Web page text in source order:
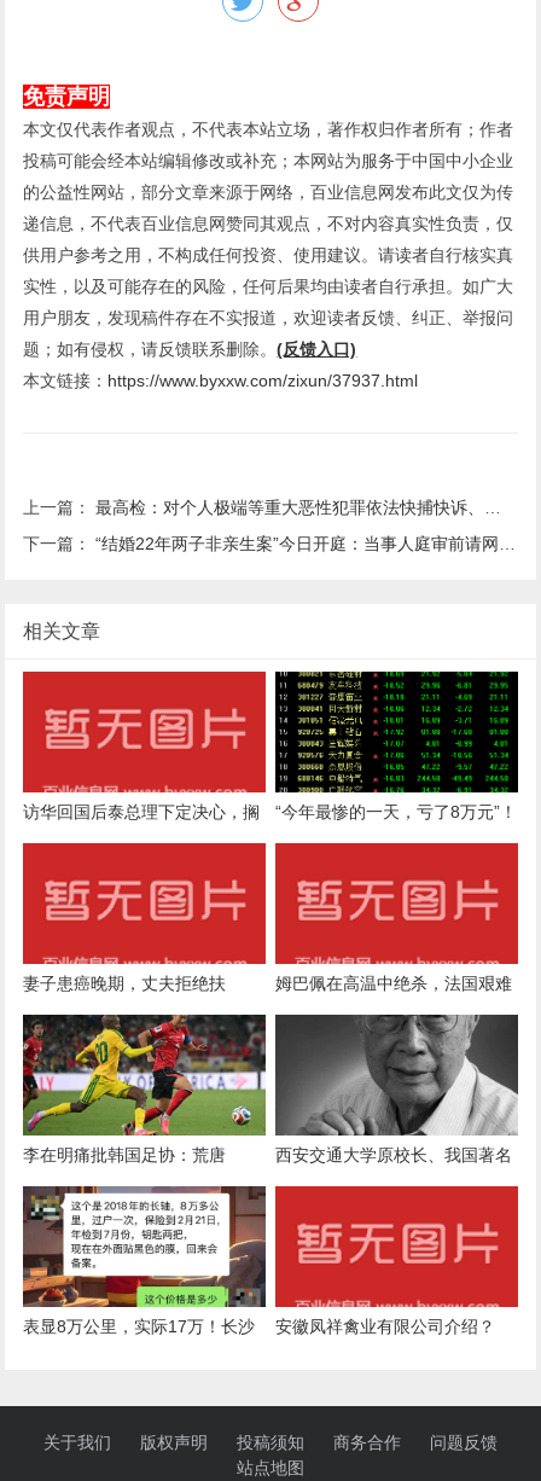
免责声明
本文仅代表作者观点，不代表本站立场，著作权归作者所有；作者
投稿可能会经本站编辑修改或补充；本网站为服务于中国中小企业
的公益性网站，部分文章来源于网络，百业信息网发布此文仅为传
递信息，不代表百业信息网赞同其观点，不对内容真实性负责，仅
供用户参考之用，不构成任何投资、使用建议。请读者自行核实真
实性，以及可能存在的风险，任何后果均由读者自行承担。如广大
用户朋友，发现稿件存在不实报道，欢迎读者反馈、纠正、举报问
题；如有侵权，请反馈联系删除。(反馈入口)
本文链接： https://www.byxxw.com/zixun/37937.html
上一篇：最高检：对个人极端等重大恶性犯罪依法快捕快诉、从重从严惩治
下一篇：“结婚22年两子非亲生案”今日开庭：当事人庭审前请网友对孩子“嘴下留情”，当庭却遭大儿子辱骂；原告律师称前妻意图侵吞财产
相关文章
访华回国后泰总理下定决心，搁
置陆桥计划，克拉运河没机会
了？
“今年最惨的一天，亏了8万元”！
发生了什么？
妻子患癌晚期，丈夫拒绝扶
养：“我已年近90岁，更需要被
扶养”，法院判了
姆巴佩在高温中绝杀，法国艰难
淘汰巴拉圭晋级世界杯八强！
李在明痛批韩国足协：荒唐
西安交通大学原校长、我国著名
液压传动及控制专家史维祥逝
世，享年99岁
表显8万公里，实际17万！长沙
匡华青律师：构成消费欺诈
安徽凤祥禽业有限公司介绍？
关于我们 版权声明 投稿须知 商务合作
问题反馈
站点地图